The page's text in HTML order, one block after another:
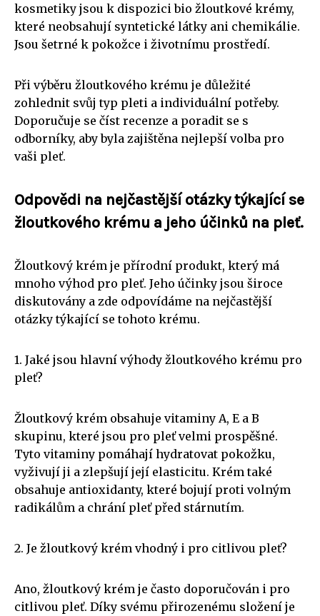
kosmetiky jsou k dispozici bio žloutkové krémy,
které neobsahují syntetické látky ani chemikálie.
Jsou šetrné k pokožce i životnímu prostředí.
Při výběru žloutkového krému je důležité
zohlednit svůj typ pleti a individuální potřeby.
Doporučuje se číst recenze a poradit se s
odborníky, aby byla zajištěna nejlepší volba pro
vaši pleť.
Odpovědi na nejčastější otázky týkající se
žloutkového krému a jeho účinků na pleť.
Žloutkový krém je přírodní produkt, který má
mnoho výhod pro pleť. Jeho účinky jsou široce
diskutovány a zde odpovídáme na nejčastější
otázky týkající se tohoto krému.
1. Jaké jsou hlavní výhody žloutkového krému pro
pleť?
Žloutkový krém obsahuje vitaminy A, E a B
skupinu, které jsou pro pleť velmi prospěšné.
Tyto vitaminy pomáhají hydratovat pokožku,
vyživují ji a zlepšují její elasticitu. Krém také
obsahuje antioxidanty, které bojují proti volným
radikálům a chrání pleť před stárnutím.
2. Je žloutkový krém vhodný i pro citlivou pleť?
Ano, žloutkový krém je často doporučován i pro
citlivou pleť. Díky svému přirozenému složení je